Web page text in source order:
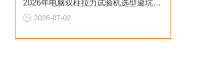
2026年电脑双柱拉力试验机选型避坑：别让步进低配毁了检测数据
2026-07-02